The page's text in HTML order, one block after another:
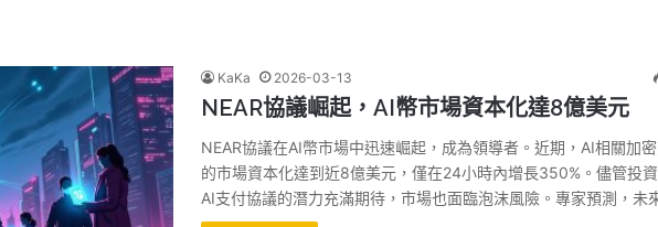
KaKa 2026-03-13
NEAR協議崛起，AI幣市場資本化達8億美元
NEAR協議在AI幣市場中迅速崛起，成為領導者。近期，AI相關加
的市場資本化達到近8億美元，僅在24小時內增長350%。儘管投
AI支付協議的潛力充滿期待，市場也面臨泡沫風險。專家預測，未